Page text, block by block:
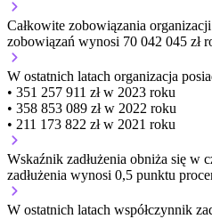
Całkowite zobowiązania organizacji
zobowiązań wynosi 70 042 045 zł
W ostatnich latach organizacja
• 351 257 911 zł w 2023 roku
• 358 853 089 zł w 2022 roku
• 211 173 822 zł w 2021 roku
Wskaźnik zadłużenia obniża się w
zadłużenia wynosi 0,5 punktu
W ostatnich latach współczynnik